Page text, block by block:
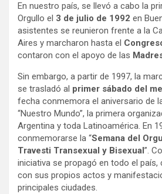
En nuestro país, se llevó a cabo la
Orgullo el 3 de julio de 1992 en
asistentes se reunieron frente a la
Aires y marcharon hasta el
contaron con el apoyo de las
Sin embargo, a partir de 1997, la
se trasladó al primer sábado del
fecha conmemora el aniversario de
“Nuestro Mundo”, la primera
Argentina y toda Latinoamérica. En
conmemorarse la “Semana del
Travesti Transexual y Bisexual ”.
iniciativa se propagó en todo el país,
con sus propios actos y
principales ciudades.